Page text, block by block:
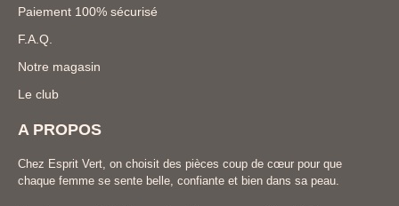
Paiement 100% sécurisé
F.A.Q.
Notre magasin
Le club
A PROPOS
Chez Esprit Vert, on choisit des pièces coup de cœur pour que
chaque femme se sente belle, confiante et bien dans sa peau.